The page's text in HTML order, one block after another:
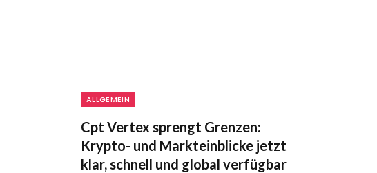
ALLGEMEIN
Cpt Vertex sprengt Grenzen:
Krypto- und Markteinblicke jetzt
klar, schnell und global verfügbar